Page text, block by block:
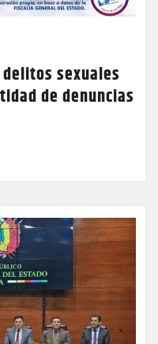
sexuales
de denuncias